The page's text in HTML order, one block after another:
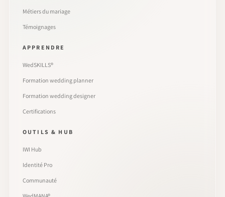
Métiers du mariage
Témoignages
APPRENDRE
WedSKILLS®
Formation wedding planner
Formation wedding designer
Certifications
OUTILS & HUB
IWI Hub
Identité Pro
Communauté
WedMANA®